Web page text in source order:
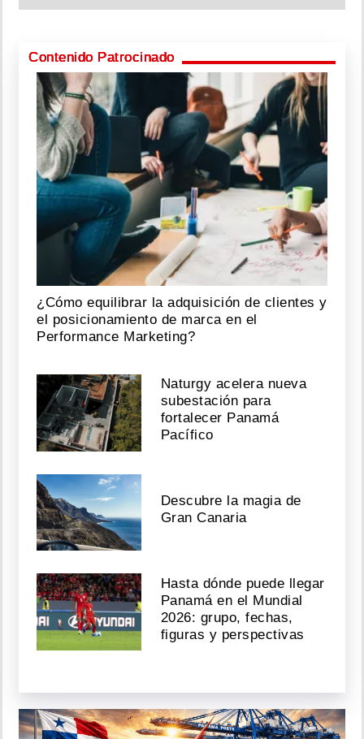
Contenido Patrocinado
¿Cómo equilibrar la adquisición de clientes y
el posicionamiento de marca en el
Performance Marketing?
Naturgy acelera nueva
subestación para
fortalecer Panamá
Pacífico
Descubre la magia de
Gran Canaria
Hasta dónde puede llegar
Panamá en el Mundial
2026: grupo, fechas,
figuras y perspectivas